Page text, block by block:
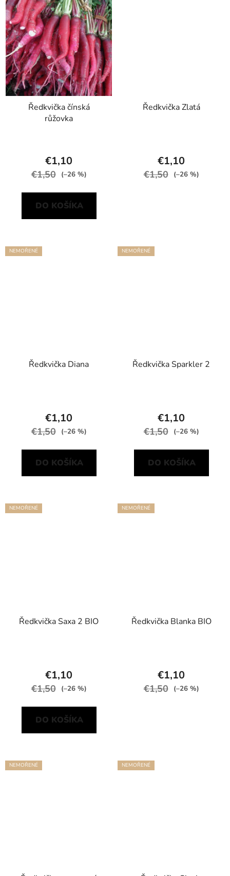
Ředkvička čínská
růžovka
€1,10
€1,50 (–26 %)
DO KOŠÍKA
Ředkvička Zlatá
€1,10
€1,50 (–26 %)
NEMOŘENÉ
Ředkvička Diana
€1,10
€1,50 (–26 %)
DO KOŠÍKA
NEMOŘENÉ
Ředkvička Sparkler 2
€1,10
€1,50 (–26 %)
DO KOŠÍKA
NEMOŘENÉ
Ředkvička Saxa 2 BIO
€1,10
€1,50 (–26 %)
DO KOŠÍKA
NEMOŘENÉ
Ředkvička Blanka BIO
€1,10
€1,50 (–26 %)
NEMOŘENÉ NEMOŘENÉ